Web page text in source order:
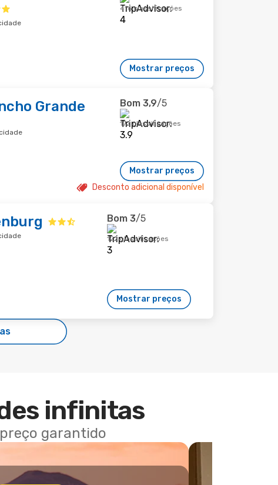
416 classificações
Mostrar preços
Grande Bom 3,9/5
172 classificações
Mostrar preços
Desconto adicional disponível
Bom 3/5
122 classificações
Mostrar preços
infinitas
garantido